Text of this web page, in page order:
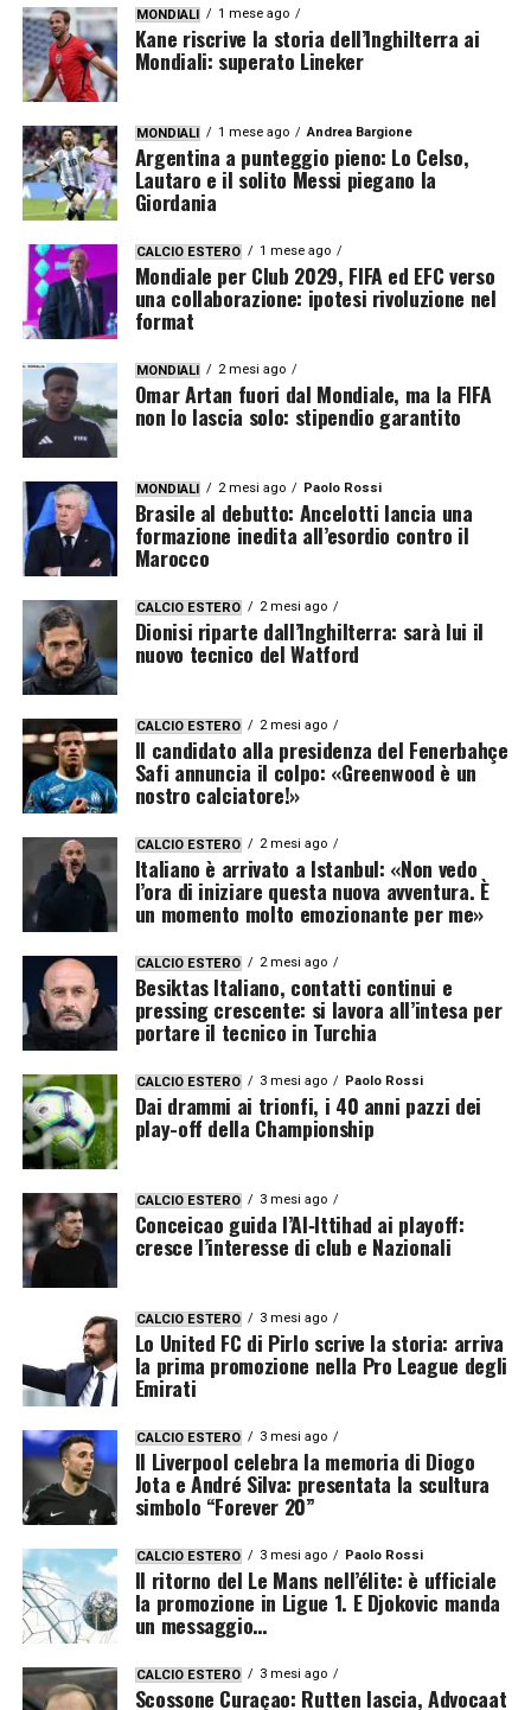
MONDIALI 1 mese ago
Kane riscrive la storia dell’Inghilterra ai
Mondiali: superato Lineker
MONDIALI 1 mese ago Andrea Bargione
Argentina a punteggio pieno: Lo Celso,
Lautaro e il solito Messi piegano la
Giordania
CALCIO ESTERO 1 mese ago
Mondiale per Club 2029, FIFA ed EFC verso
una collaborazione: ipotesi rivoluzione nel
format
MONDIALI 2 mesi ago
Omar Artan fuori dal Mondiale, ma la FIFA
non lo lascia solo: stipendio garantito
MONDIALI 2 mesi ago Paolo Rossi
Brasile al debutto: Ancelotti lancia una
formazione inedita all’esordio contro il
Marocco
CALCIO ESTERO 2 mesi ago
Dionisi riparte dall’Inghilterra: sarà lui il
nuovo tecnico del Watford
CALCIO ESTERO 2 mesi ago
Il candidato alla presidenza del Fenerbahçe
Safi annuncia il colpo: «Greenwood è un
nostro calciatore!»
CALCIO ESTERO 2 mesi ago
Italiano è arrivato a Istanbul: «Non vedo
l’ora di iniziare questa nuova avventura. È
un momento molto emozionante per me»
CALCIO ESTERO 2 mesi ago
Besiktas Italiano, contatti continui e
pressing crescente: si lavora all’intesa per
portare il tecnico in Turchia
CALCIO ESTERO 3 mesi ago Paolo Rossi
Dai drammi ai trionfi, i 40 anni pazzi dei
play-off della Championship
CALCIO ESTERO 3 mesi ago
Conceicao guida l’Al‑Ittihad ai playoff:
cresce l’interesse di club e Nazionali
CALCIO ESTERO 3 mesi ago
Lo United FC di Pirlo scrive la storia: arriva
la prima promozione nella Pro League degli
Emirati
CALCIO ESTERO 3 mesi ago
Il Liverpool celebra la memoria di Diogo
Jota e André Silva: presentata la scultura
simbolo “Forever 20”
CALCIO ESTERO 3 mesi ago Paolo Rossi
Il ritorno del Le Mans nell’élite: è ufficiale
la promozione in Ligue 1. E Djokovic manda
un messaggio…
CALCIO ESTERO 3 mesi ago
Scossone Curaçao: Rutten lascia, Advocaat